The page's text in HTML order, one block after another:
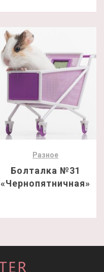
Разное
Болталка №31
«Чернопятничная»